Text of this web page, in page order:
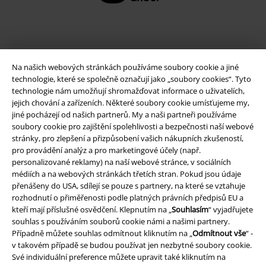
Na našich webových stránkách používáme soubory cookie a jiné
technologie, které se společně označují jako „soubory cookies“. Tyto
technologie nám umožňují shromažďovat informace o uživatelích,
jejich chování a zařízeních. Některé soubory cookie umísťujeme my,
jiné pocházejí od našich partnerů. My a naši partneři používáme
soubory cookie pro zajištění spolehlivosti a bezpečnosti naší webové
stránky, pro zlepšení a přizpůsobení vašich nákupních zkušeností,
pro provádění analýz a pro marketingové účely (např.
personalizované reklamy) na naší webové stránce, v sociálních
médiích a na webových stránkách třetích stran. Pokud jsou údaje
přenášeny do USA, sdílejí se pouze s partnery, na které se vztahuje
rozhodnutí o přiměřenosti podle platných právních předpisů EU a
kteří mají příslušné osvědčení. Klepnutím na „Souhlasím“ vyjadřujete
souhlas s používáním souborů cookie námi a našimi partnery.
Případně můžete souhlas odmítnout kliknutím na „Odmítnout vše“ -
v takovém případě se budou používat jen nezbytné soubory cookie.
Své individuální preference můžete upravit také kliknutím na
Právní informace
Podmínky
Prohlášení
Ochrana osobních údajů
Likvidace odpadu a ochrana životního prostředí
Prohlášení o shodě